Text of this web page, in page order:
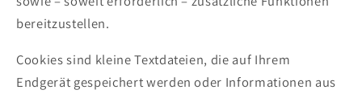
bereitzustellen.
Cookies sind kleine Textdateien, die auf Ihrem
Endgerät gespeichert werden oder Informationen aus